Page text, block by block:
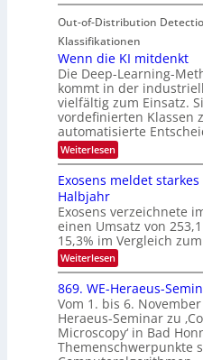
M
a
n
t
i
S
p
e
c
t
r
I
O
N
T
e
c
h
T
a
l
k
u
d
e
r
V
S
O
N
2
0
2
6
c
h
l
a
n
d
e
n
Out-of-Distribution
Klassifikationen
Wenn die KI mitdenkt
Die Deep-Learning-
kommt in der
vielfältig zum Einsatz.
vordefinierten Klassen
automatisierte
Weiterlesen:
W
n
d
i
e
K
I
m
i
t
d
e
n
k
Exosens meldet
Halbjahr
Exosens verzeichnete
einen Umsatz von
15,3% im Vergleich
Weiterlesen:
E
x
o
s
e
n
s
869. WE-Heraeus-
Vom 1. bis 6.
Heraeus-Seminar zu
Microscopy‘ in Bad
Themenschwerpunkte